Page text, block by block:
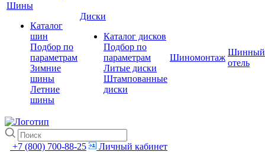
Шины
Каталог
шин
Подбор по
параметрам
Зимние
шины
Летние
шины
Диски
Каталог дисков
Подбор по
параметрам
Литые диски
Штампованные
диски
Шиномонтаж
Шинный
отель
+7 (800) 700-88-25
Личный кабинет